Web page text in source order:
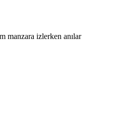
manzara izlerken anılar